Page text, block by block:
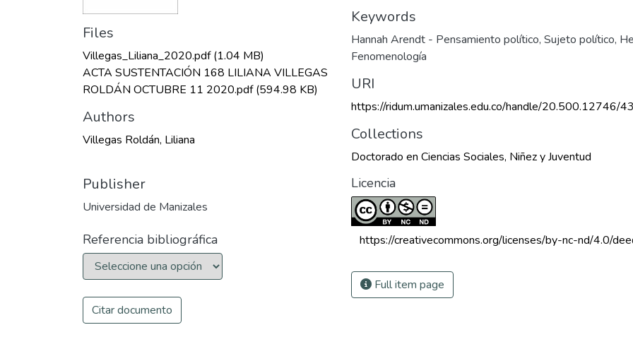
Files
Villegas_Liliana_2020.pdf(1.04 MB)
ACTA SUSTENTACIÓN 168 LILIANA VILLEGAS
ROLDÁN OCTUBRE 11 2020.pdf(594.98 KB)
Authors
Villegas Roldán, Liliana
Publisher
Universidad de Manizales
Referencia bibliográfica
Citar documento
Keywords
Hannah Arendt - Pensamiento político, Sujeto político,
Fenomenología
URI
https://ridum.umanizales.edu.co/handle/20.500.12746/
Collections
Doctorado en Ciencias Sociales, Niñez y Juventud
Licencia
https://creativecommons.org/licenses/by-nc-nd/4.0/
Full item page